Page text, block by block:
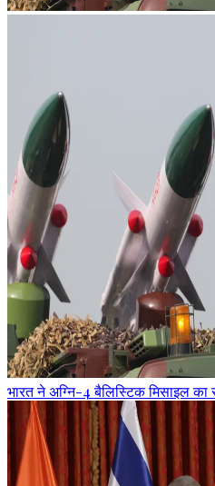
भारत ने अग्नि-4 बैलिस्टिक मिसाइल का